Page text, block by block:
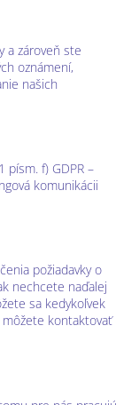
a zároveň ste
oznámení,
našich
písm. f) GDPR –
komunikácii
požiadavky o
nechcete naďalej
sa kedykoľvek
kontaktovať